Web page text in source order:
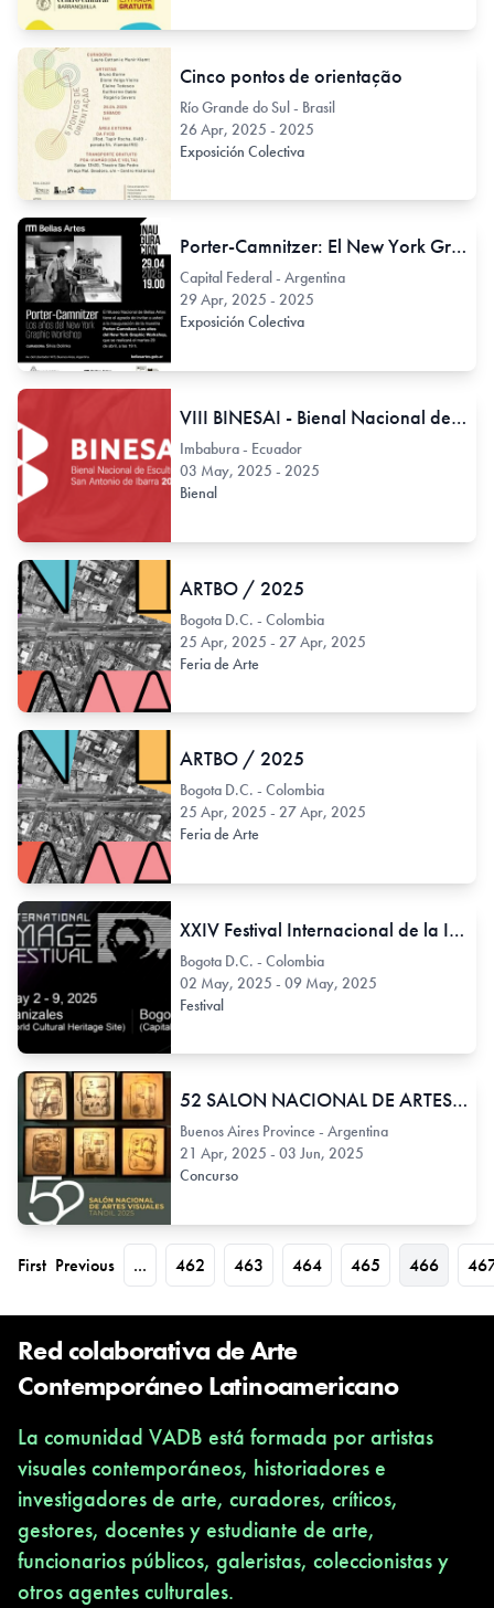
Cinco pontos de orientação
Río Grande do Sul - Brasil
26 Apr, 2025 - 2025
Exposición Colectiva
Porter-Camnitzer: El New York Graphic Workshop en el MNBA, Argentina.
Capital Federal - Argentina
29 Apr, 2025 - 2025
Exposición Colectiva
VIII BINESAI - Bienal Nacional de Escultura San Antonio
Imbabura - Ecuador
03 May, 2025 - 2025
Bienal
ARTBO / 2025
Bogota D.C. - Colombia
25 Apr, 2025 - 27 Apr, 2025
Feria de Arte
ARTBO / 2025
Bogota D.C. - Colombia
25 Apr, 2025 - 27 Apr, 2025
Feria de Arte
XXIV Festival Internacional de la Imagen
Bogota D.C. - Colombia
02 May, 2025 - 09 May, 2025
Festival
52 SALON NACIONAL DE ARTES VISUALES TANDIL
Buenos Aires Province - Argentina
21 Apr, 2025 - 03 Jun, 2025
Concurso
First Previous ... 462 463 464 465 466
Red colaborativa de Arte
Contemporáneo Latinoamericano
La comunidad VADB está formada por artistas
visuales contemporáneos, historiadores e
investigadores de arte, curadores, críticos,
gestores, docentes y estudiante de arte,
funcionarios públicos, galeristas, coleccionistas y
otros agentes culturales.